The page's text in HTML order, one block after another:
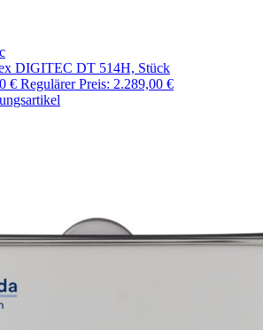
DIGITEC DT 514H, Stück
€ Regulärer Preis: 2.289,00 €